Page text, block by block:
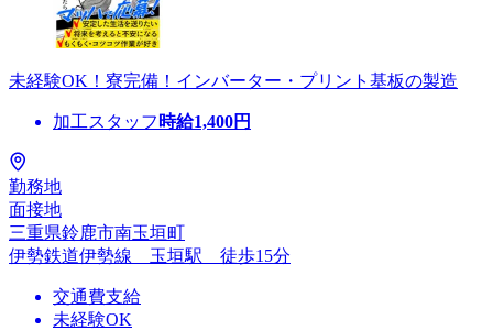
未経験OK！寮完備！インバーター・プリント基板の製造
加工スタッフ 時給1,400円
勤務地
面接地
三重県鈴鹿市南玉垣町
伊勢鉄道伊勢線 玉垣駅 徒歩15分
交通費支給
未経験OK